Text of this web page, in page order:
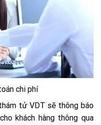
chi phí
tử VDT sẽ thông báo
khách hàng thông qua